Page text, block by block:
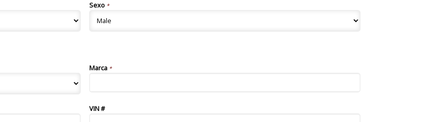
Sexo *
Marca *
VIN #